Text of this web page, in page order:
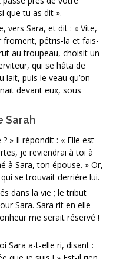
que tu as dit ».
vers Sara, et dit : « Vite,
froment, pétris-la et fais-
au troupeau, choisit un
qui se hâta de
lait, puis le veau qu’on
devant eux, sous
Sarah
» Il répondit : « Elle est
je reviendrai à toi à
à Sara, ton épouse. » Or,
se trouvait derrière lui.
dans la vie ; le tribut
Sara. Sara rit en elle-
me serait réservé !
Sara a-t-elle ri, disant :